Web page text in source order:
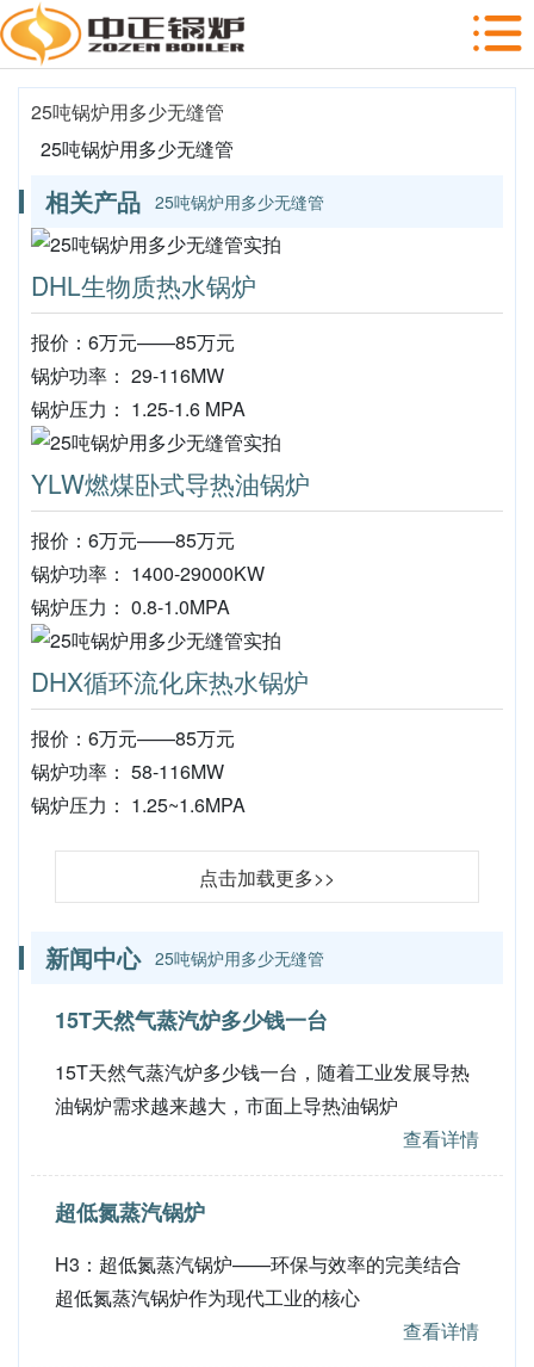
25吨锅炉用多少无缝管
25吨锅炉用多少无缝管
相关产品 25吨锅炉用多少无缝管
DHL生物质热水锅炉
报价：6万元——85万元
锅炉功率： 29-116MW
锅炉压力： 1.25-1.6 MPA
YLW燃煤卧式导热油锅炉
报价：6万元——85万元
锅炉功率： 1400-29000KW
锅炉压力： 0.8-1.0MPA
DHX循环流化床热水锅炉
报价：6万元——85万元
锅炉功率： 58-116MW
锅炉压力： 1.25~1.6MPA
点击加载更多>>
新闻中心 25吨锅炉用多少无缝管
15T天然气蒸汽炉多少钱一台
15T天然气蒸汽炉多少钱一台，随着工业发展导热
油锅炉需求越来越大，市面上导热油锅炉
查看详情
超低氮蒸汽锅炉
H3：超低氮蒸汽锅炉——环保与效率的完美结合
超低氮蒸汽锅炉作为现代工业的核心
查看详情